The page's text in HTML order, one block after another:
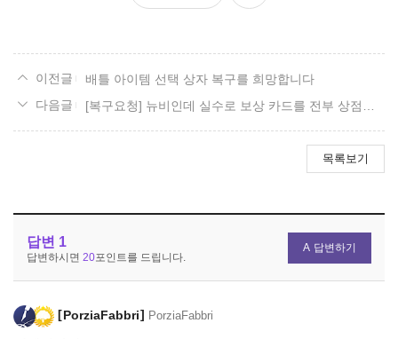
배틀 아이템 선택 상자 복구를 희망합니다
[복구요청] 뉴비인데 실수로 보상 카드를 전부 상점에 팔아버렸어요ㅠ
목록보기
답변 1
답변하시면 20포인트를 드립니다.
답변하기
PorziaFabbri PorziaFabbri